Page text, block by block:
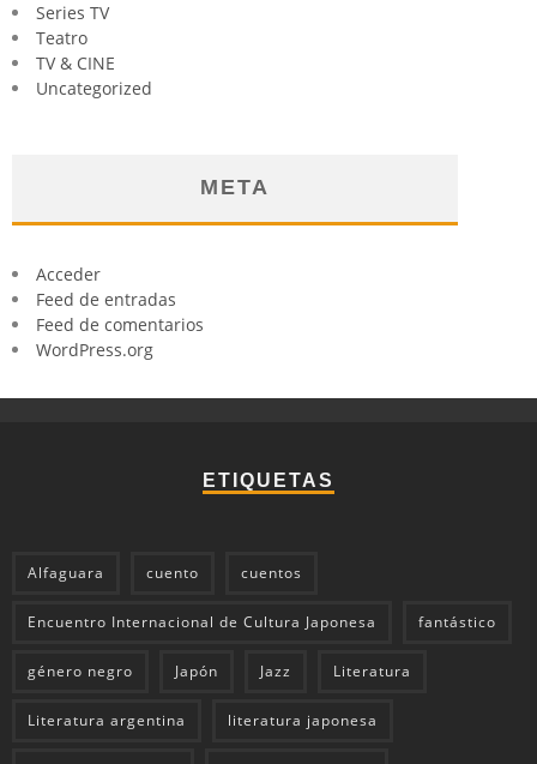
Series TV
Teatro
TV & CINE
Uncategorized
META
Acceder
Feed de entradas
Feed de comentarios
WordPress.org
ETIQUETAS
Alfaguara cuento cuentos
Encuentro Internacional de Cultura Japonesa fantástico
género negro Japón Jazz Literatura
Literatura argentina literatura japonesa